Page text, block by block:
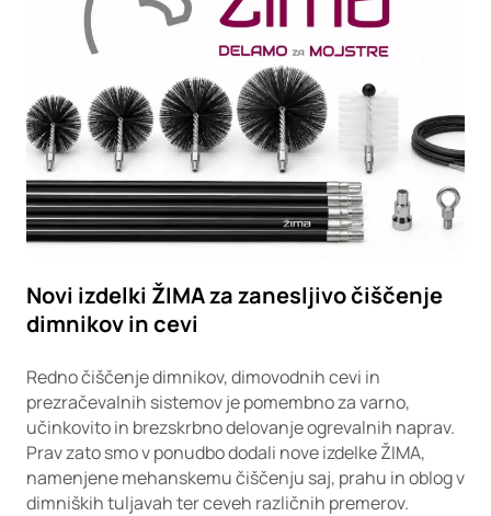
Novi izdelki ŽIMA za zanesljivo čiščenje
dimnikov in cevi
Redno čiščenje dimnikov, dimovodnih cevi in
prezračevalnih sistemov je pomembno za varno,
učinkovito in brezskrbno delovanje ogrevalnih naprav.
Prav zato smo v ponudbo dodali nove izdelke ŽIMA,
namenjene mehanskemu čiščenju saj, prahu in oblog v
dimniških tuljavah ter ceveh različnih premerov.